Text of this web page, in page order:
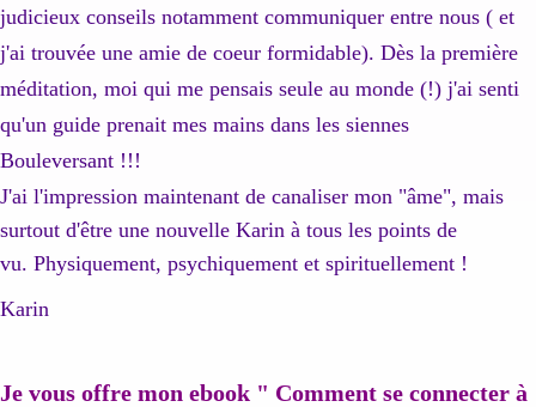
judicieux conseils notamment communiquer entre nous ( et
j'ai trouvée une amie de coeur formidable). Dès la première
méditation, moi qui me pensais seule au monde (!) j'ai senti
qu'un guide prenait mes mains dans les siennes
Bouleversant !!!
J'ai l'impression maintenant de canaliser mon "âme", mais
surtout d'être une nouvelle Karin à tous les points de
vu. Physiquement, psychiquement et spirituellement !
Karin
Je vous offre mon ebook " Comment se connecter à